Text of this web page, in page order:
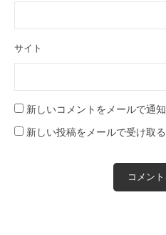
サイト
新しいコメントをメールで通知
新しい投稿をメールで受け取る